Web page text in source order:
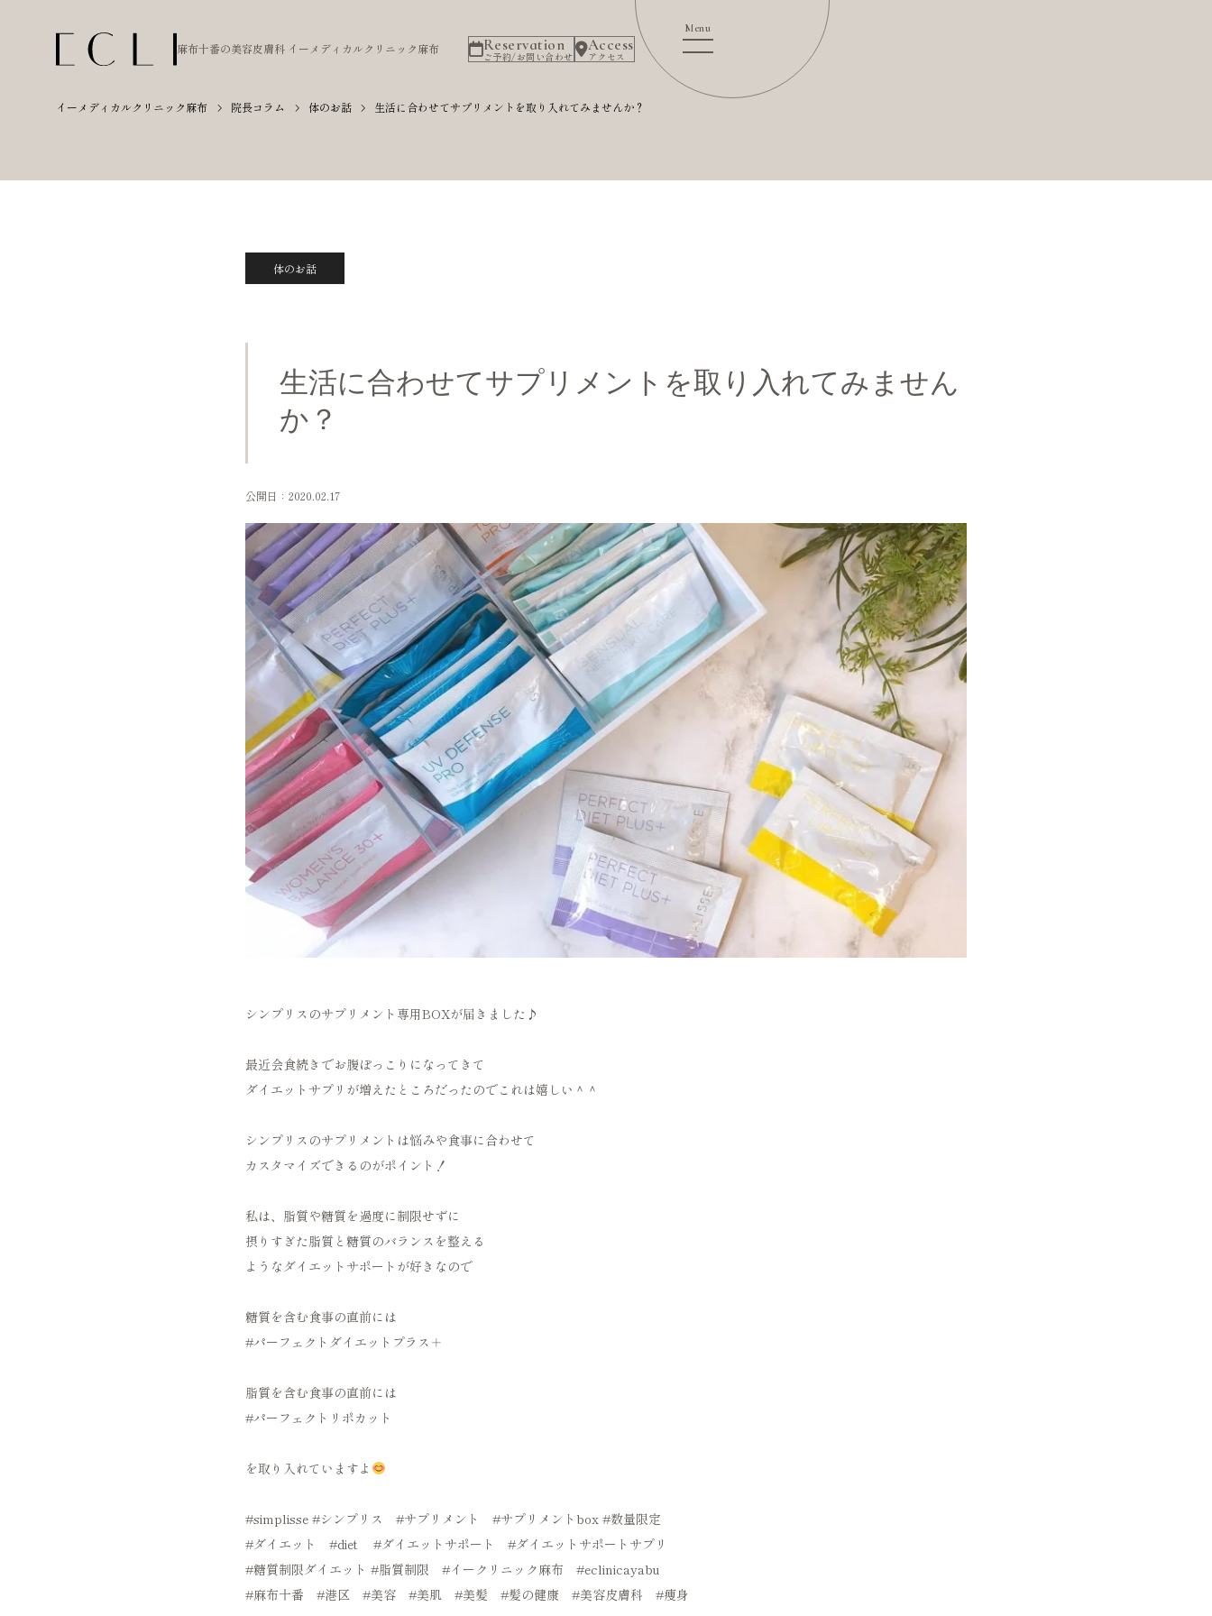
麻布十番の美容皮膚科 イーメディカルクリニック麻布 Reservation
ご予約/お問い合わせ
Access
アクセス
イーメディカルクリニック麻布 院長コラム 体のお話 生活に合わせてサプリメントを取り入れてみませんか？
体のお話
生活に合わせてサプリメントを取り入れてみません
か？
公開日：2020.02.17
シンプリスのサプリメント専用BOXが届きました♪
最近会食続きでお腹ぽっこりになってきて
ダイエットサプリが増えたところだったのでこれは嬉しい＾＾
シンプリスのサプリメントは悩みや食事に合わせて
カスタマイズできるのがポイント！
私は、脂質や糖質を過度に制限せずに
摂りすぎた脂質と糖質のバランスを整える
ようなダイエットサポートが好きなので
糖質を含む食事の直前には
#パーフェクトダイエットプラス ＋
脂質を含む食事の直前には
#パーフェクトリポカット
を取り入れていますよ
#simplisse #シンプリス #サプリメント #サプリメントbox #数量限定
#ダイエット
#diet #ダイエットサポート
#ダイエットサポートサプリ
#糖質制限ダイエット #脂質制限 #イークリニック麻布
#eclinicayabu
#麻布十番
#港区 #美容 #美肌 #美髪 #髪の健康 #美容皮膚科 #痩身